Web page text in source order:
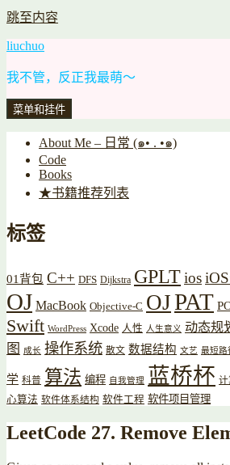
跳至内容
liuchuo
我不管，反正我最萌～
菜单和挂件
About Me – 日常 (๑• . •๑)
Code
Books
★书籍推荐列表
标签
01背包 C++ DFS Dijkstra GPLTios
OJ MacBook Objective-C OJPAT
Swift WordPress Xcode 人性 人生意义 动态规
图
成长 操作系统 散文 数据结构 文艺 最短路
学 科普 算法 编程 自我管理 蓝桥杯 计
心算法 软件体系结构 软件工程 软件项目管理
LeetCode 27. Remove